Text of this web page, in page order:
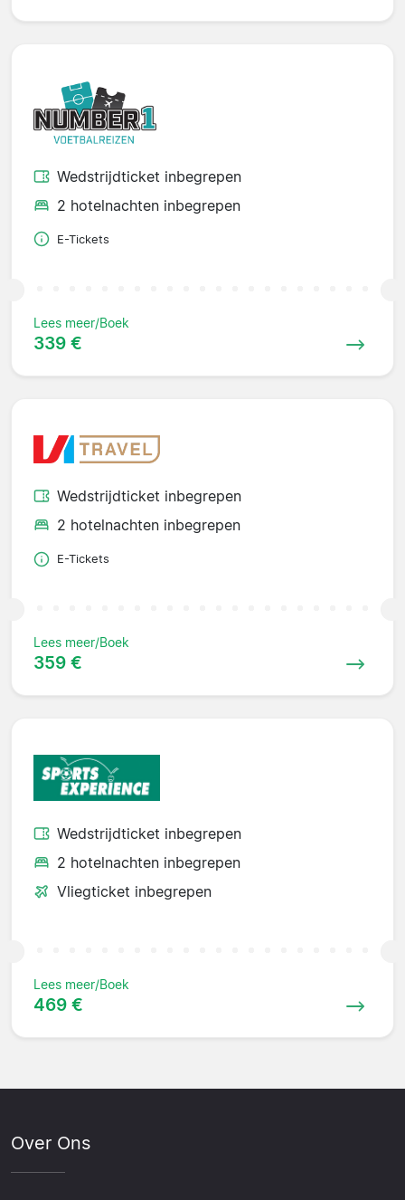
Wedstrijdticket inbegrepen
2 hotelnachten inbegrepen
E-Tickets
Lees meer/Boek
339 €
Wedstrijdticket inbegrepen
2 hotelnachten inbegrepen
E-Tickets
Lees meer/Boek
359 €
Wedstrijdticket inbegrepen
2 hotelnachten inbegrepen
Vliegticket inbegrepen
Lees meer/Boek
469 €
Over Ons